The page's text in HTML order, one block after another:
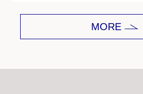
平素は格別のご愛顧を賜り、誠
下記期間をゴールデンウィーク
MORE